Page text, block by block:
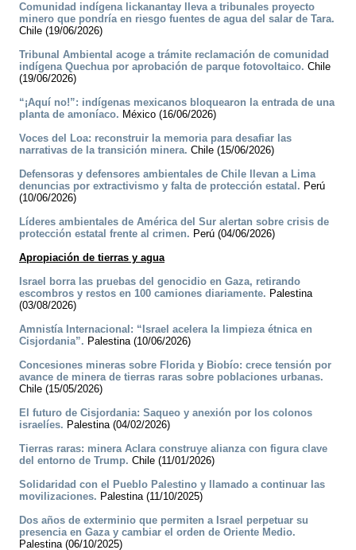
Comunidad indígena lickanantay lleva a tribunales proyecto
minero que pondría en riesgo fuentes de agua del salar de Tara.
Chile (19/06/2026)
Tribunal Ambiental acoge a trámite reclamación de comunidad
indígena Quechua por aprobación de parque fotovoltaico. Chile
(19/06/2026)
“¡Aquí no!”: indígenas mexicanos bloquearon la entrada de una
planta de amoníaco. México (16/06/2026)
Voces del Loa: reconstruir la memoria para desafiar las
narrativas de la transición minera. Chile (15/06/2026)
Defensoras y defensores ambientales de Chile llevan a Lima
denuncias por extractivismo y falta de protección estatal. Perú
(10/06/2026)
Líderes ambientales de América del Sur alertan sobre crisis de
protección estatal frente al crimen. Perú (04/06/2026)
Apropiación de tierras y agua
Israel borra las pruebas del genocidio en Gaza, retirando
escombros y restos en 100 camiones diariamente. Palestina
(03/08/2026)
Amnistía Internacional: “Israel acelera la limpieza étnica en
Cisjordania”. Palestina (10/06/2026)
Concesiones mineras sobre Florida y Biobío: crece tensión por
avance de minera de tierras raras sobre poblaciones urbanas.
Chile (15/05/2026)
El futuro de Cisjordania: Saqueo y anexión por los colonos
israelíes. Palestina (04/02/2026)
Tierras raras: minera Aclara construye alianza con figura clave
del entorno de Trump. Chile (11/01/2026)
Solidaridad con el Pueblo Palestino y llamado a continuar las
movilizaciones. Palestina (11/10/2025)
Dos años de exterminio que permiten a Israel perpetuar su
presencia en Gaza y cambiar el orden de Oriente Medio.
Palestina (06/10/2025)